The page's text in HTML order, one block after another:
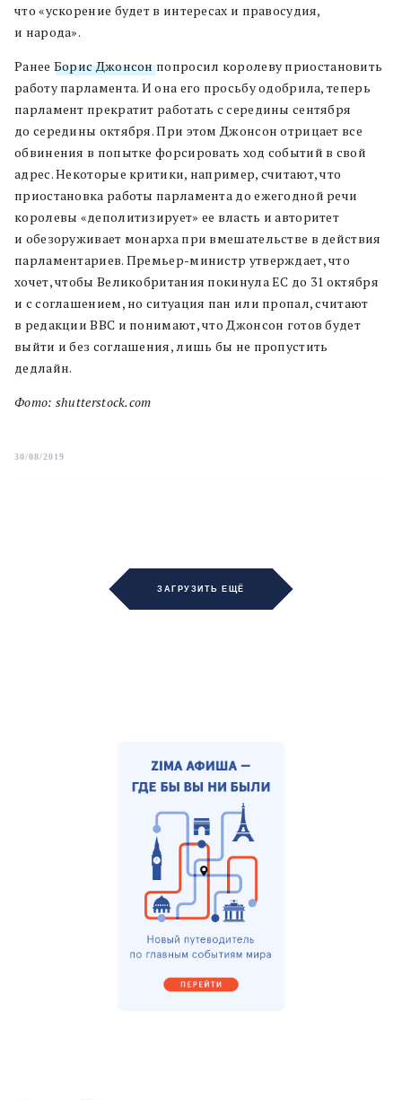
что «ускорение будет в интересах и правосудия,
и народа».
Ранее Борис Джонсонпопросил королеву приостановить
работу парламента. И она его просьбу одобрила, теперь
парламент прекратит работать с середины сентября
до середины октября. При этом Джонсон отрицает все
обвинения в попытке форсировать ход событий в свой
адрес. Некоторые критики, например, считают, что
приостановка работы парламента до ежегодной речи
королевы «деполитизирует» ее власть и авторитет
и обезоруживает монарха при вмешательстве в действия
парламентариев. Премьер-министр утверждает, что
хочет, чтобы Великобритания покинула ЕС до 31 октября
и с соглашением, но ситуация пан или пропал, считают
в редакции BBC и понимают, что Джонсон готов будет
выйти и без соглашения, лишь бы не пропустить
дедлайн.
Фото: shutterstock.com
30/08/2019
ЗАГРУЗИТЬ ЕЩЁ